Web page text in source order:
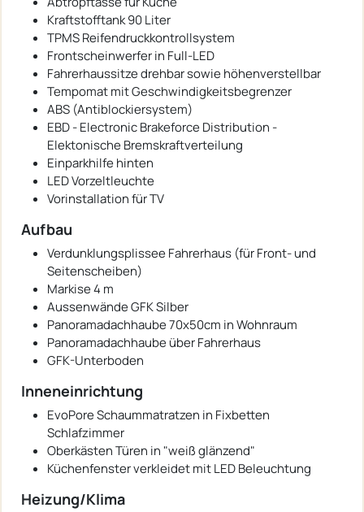
Kraftstofftank 90 Liter
TPMS Reifendruckkontrollsystem
Frontscheinwerfer in Full-LED
Fahrerhaussitze drehbar sowie höhenverstellbar
Tempomat mit Geschwindigkeitsbegrenzer
ABS (Antiblockiersystem)
EBD - Electronic Brakeforce Distribution -
Elektonische Bremskraftverteilung
Einparkhilfe hinten
LED Vorzeltleuchte
Vorinstallation für TV
Aufbau
Verdunklungsplissee Fahrerhaus (für Front- und
Seitenscheiben)
Markise 4 m
Aussenwände GFK Silber
Panoramadachhaube 70x50cm in Wohnraum
Panoramadachhaube über Fahrerhaus
GFK-Unterboden
Inneneinrichtung
EvoPore Schaummatratzen in Fixbetten
Schlafzimmer
Oberkästen Türen in "weiß glänzend"
Küchenfenster verkleidet mit LED Beleuchtung
Heizung/Klima